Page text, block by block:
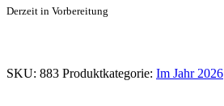
Derzeit in Vorbereitung
SKU: 883 Produktkategorie: Im Jahr 2026